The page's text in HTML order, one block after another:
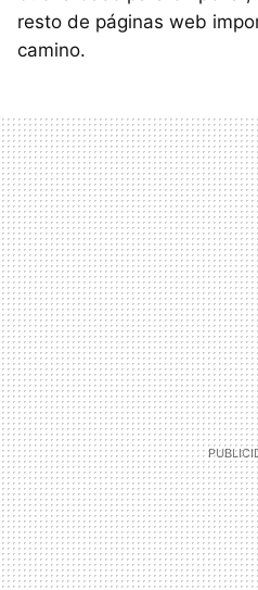
resto de páginas web
camino.